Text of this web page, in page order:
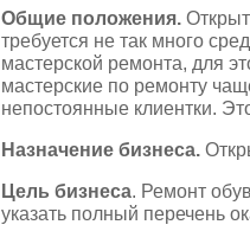
Общие положения.
требуется не так много
мастерской ремонта, для
мастерские по ремонту
непостоянные клиентки.
Назначение бизнеса.
Цель бизнеса. Ремонт
указать полный перечень